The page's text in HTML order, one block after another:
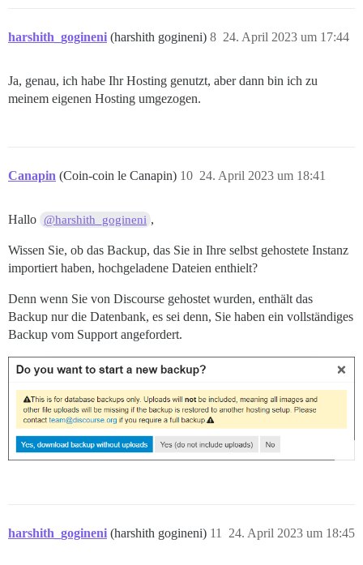
harshith_gogineni (harshith gogineni) 24. April 2023 um 17:44
8
Ja, genau, ich habe Ihr Hosting genutzt, aber dann bin ich zu
meinem eigenen Hosting umgezogen.
Canapin (Coin-coin le Canapin) 24. April 2023 um 18:41
10
Hallo @harshith_gogineni ,
Wissen Sie, ob das Backup, das Sie in Ihre selbst gehostete Instanz
importiert haben, hochgeladene Dateien enthielt?
Denn wenn Sie von Discourse gehostet wurden, enthält das
Backup nur die Datenbank, es sei denn, Sie haben ein vollständiges
Backup vom Support angefordert.
harshith_gogineni (harshith gogineni) 24. April 2023 um 18:45
11